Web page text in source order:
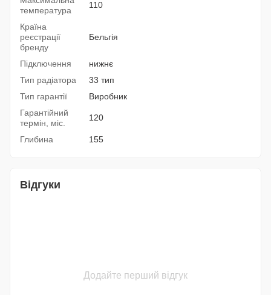
температура
110
Країна
реєстрації
бренду
Бельгія
Підключення
нижнє
Тип радіатора
33 тип
Тип гарантії
Виробник
Гарантійний
термін, міс.
120
Глибина 155
Відгуки
Додайте перший відгук